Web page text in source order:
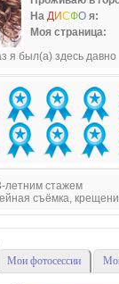
На ДИСФОя:
Моя страница:
я был(а) здесь давно
летним стажем
съёмка,
Мои фотосессии